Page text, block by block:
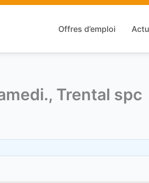
Offres d’emploi
Trental spc